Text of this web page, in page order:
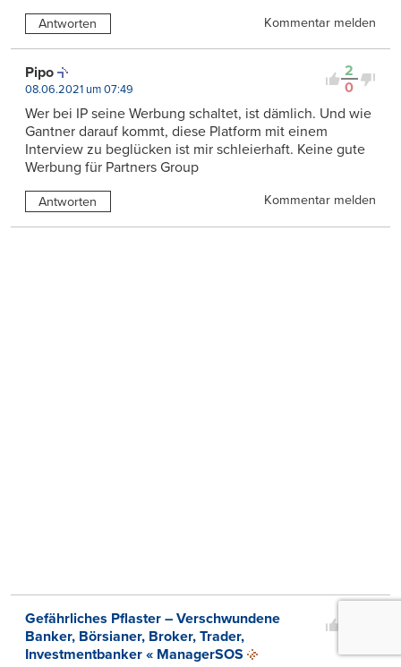
Antworten Kommentar melden
2
0
Pipo
08.06.2021 um 07:49
Wer bei IP seine Werbung schaltet, ist dämlich. Und wie
Gantner darauf kommt, diese Platform mit einem
Interview zu beglücken ist mir schleierhaft. Keine gute
Werbung für Partners Group
Antworten Kommentar melden
Gefährliches Pflaster – Verschwundene
Banker, Börsianer, Broker, Trader,
Investmentbanker « ManagerSOS